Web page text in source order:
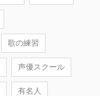
歌の練習
声優スクール
有名人